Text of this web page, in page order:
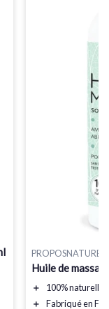
PROPOSNATURE
Huile de
＋
100% naturelle
＋
Fabriqué en